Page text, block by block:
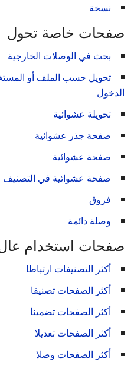
نسخة
صفحات خاصة تحول
بحث في الوصلات الخارجية
تحويل حسب الملف أو
الدخول
تحويلة عشوائية
صفحة جذر عشوائية
صفحة عشوائية
صفحة عشوائية في التصنيف
فروق
وصلة دائمة
صفحات استخدام
أكثر التصنيفات ارتباطا
أكثر الصفحات تصنيفا
أكثر الصفحات تضمينا
أكثر الصفحات تعديلا
أكثر الصفحات وصلا